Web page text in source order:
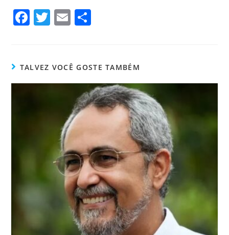
Fa
ok
T
er
E
TALVEZ VOCÊ GOSTE TAMBÉM